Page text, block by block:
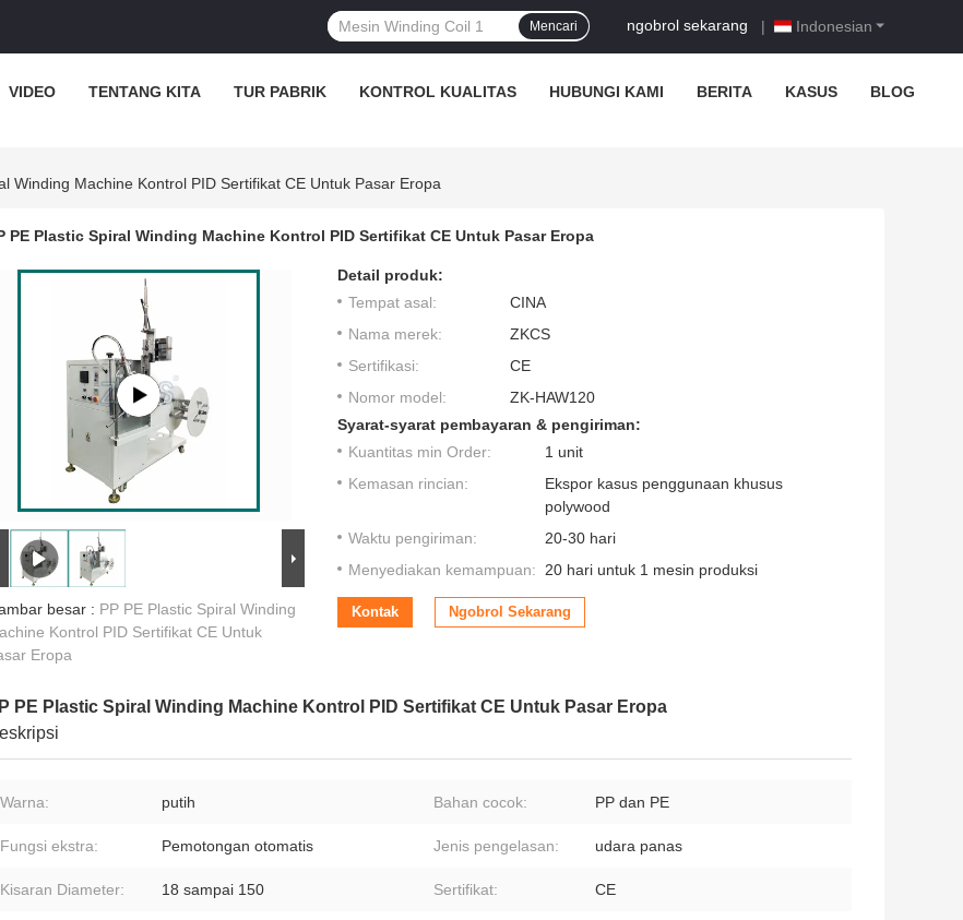
Indonesian
ngobrol sekarang |
Mencari
VIDEO TENTANG KITA TUR PABRIK KONTROL KUALITAS HUBUNGI KAMI BERITA KASUS BLOG
Winding Machine Kontrol PID Sertifikat CE Untuk Pasar Eropa
PE Plastic Spiral Winding Machine Kontrol PID Sertifikat CE Untuk Pasar Eropa
besar : PP PE Plastic Spiral Winding
Kontrol PID Sertifikat CE Untuk
Eropa
Detail produk:
Tempat asal:
CINA
Nama merek:
ZKCS
Sertifikasi:
CE
Nomor model:
ZK-HAW120
Syarat-syarat pembayaran & pengiriman:
Kuantitas min Order:
1 unit
Kemasan rincian:
Ekspor kasus penggunaan khusus
polywood
Waktu pengiriman:
20-30 hari
Menyediakan kemampuan: 20 hari untuk 1 mesin produksi
Kontak Ngobrol Sekarang
PE Plastic Spiral Winding Machine Kontrol PID Sertifikat CE Untuk Pasar Eropa
Warna: putih Bahan cocok: PP dan PE
Fungsi ekstra: Pemotongan otomatis Jenis pengelasan: udara panas
Kisaran Diameter: 18 sampai 150 Sertifikat: CE